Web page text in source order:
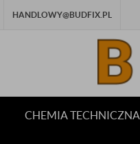
HANDLOWY@BUDFIX.PL
CHEMIA TECHNICZNA